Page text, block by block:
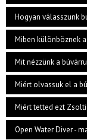
Hogyan válasszunk
Miben különböznek
Mit nézzünk a
Miért olvassuk el a
Miért tetted ezt
Open Water Diver -